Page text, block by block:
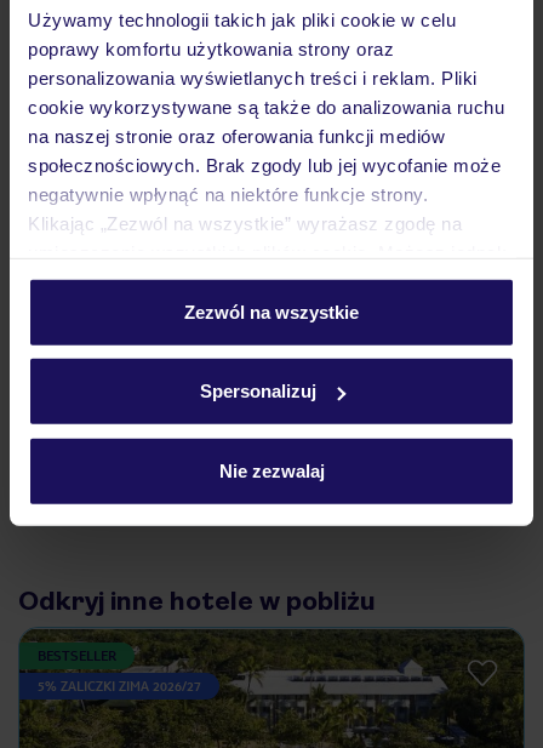
Używamy technologii takich jak pliki cookie w celu
poprawy komfortu użytkowania strony oraz
personalizowania wyświetlanych treści i reklam. Pliki
cookie wykorzystywane są także do analizowania ruchu
na naszej stronie oraz oferowania funkcji mediów
społecznościowych. Brak zgody lub jej wycofanie może
negatywnie wpłynąć na niektóre funkcje strony.
Klikając „Zezwól na wszystkie” wyrażasz zgodę na
personalizować swój wybór wchodząc w zakładkę
Szczegółowe informacje o plikach cookie znajdziesz
Zezwól na wszystkie
Spersonalizuj
Nie zezwalaj
Wyżywienie
Atrakcje
Ważne informacje
Często zadawane pytania
Jak zmienić uczestników/osobę zgłaszającą?
Czy w Hotelu będzie przedstawiciel TUI?
pokładowe/bilety lotnicze?
Zobacz więcej
Odkryj inne hotele w pobliżu
BESTSELLER
5% ZALICZKI ZIMA 2026/27